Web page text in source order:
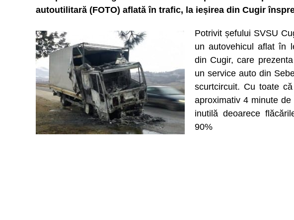
autoutilitară (FOTO) aflată în trafic, la ieșirea din Cugir
Potrivit șefului SVSU
un autovehicul aflat în
din Cugir, care
un service auto din
scurtcircuit. Cu toate
aproximativ 4 minute
inutilă deoarece
90%